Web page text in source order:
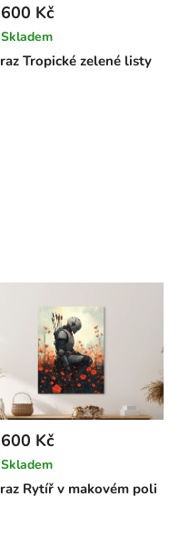
Tropické zelené listy
600 Kč
Skladem
Rytíř v makovém poli
600 Kč
Skladem